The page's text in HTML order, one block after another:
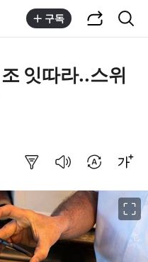
구독
잇따라..스위